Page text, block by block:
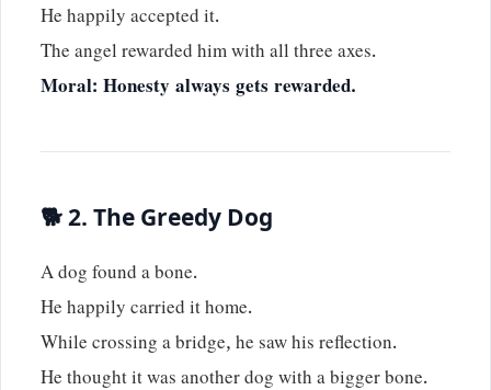
He happily accepted it.
The angel rewarded him with all three axes.
Moral: Honesty always gets rewarded.
🐕 2. The Greedy Dog
A dog found a bone.
He happily carried it home.
While crossing a bridge, he saw his reflection.
He thought it was another dog with a bigger bone.